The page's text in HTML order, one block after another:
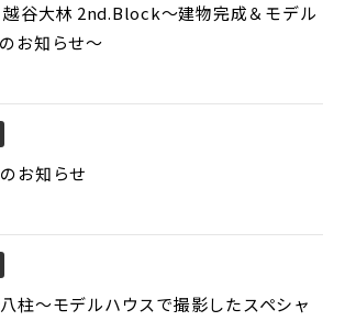
越谷大林 2nd.Block～建物完成＆モデル
お知らせ～
お知らせ
柱～モデルハウスで撮影したスペシャ